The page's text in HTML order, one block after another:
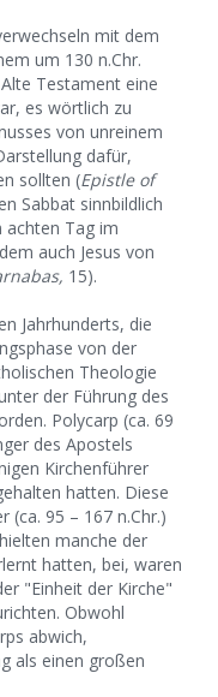
mit dem
um 130 n.Chr.
Testament eine
es wörtlich zu
von unreinem
dafür,
sollten (Epistle of
Sabbat sinnbildlich
achten Tag im
auch Jesus von
15).
Jahrhunderts, die
von der
Theologie
der Führung des
Polycarp (ca. 69
des Apostels
Kirchenführer
hatten. Diese
(ca. 95 – 167 n.Chr.)
manche der
hatten, bei, waren
"Einheit der Kirche"
Obwohl
abwich,
als einen großen